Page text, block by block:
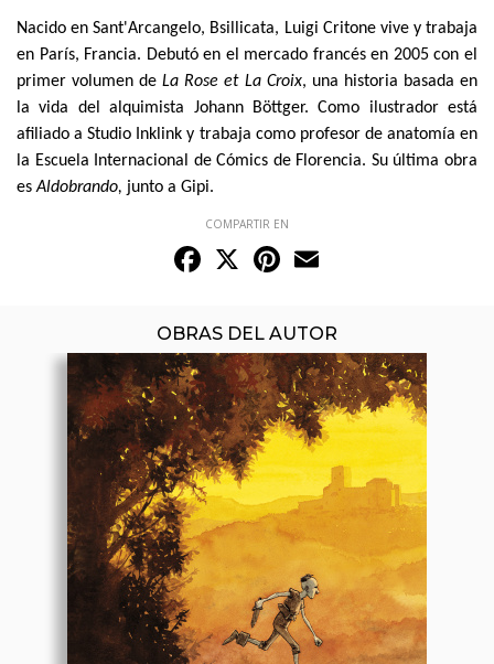
Nacido en Sant'Arcangelo, Bsillicata, Luigi Critone vive y trabaja
en París, Francia. Debutó en el mercado francés en 2005 con el
primer volumen deLa Rose et La Croix, una historia basada en
la vida del alquimista Johann Böttger. Como ilustrador está
afiliado a Studio Inklink y trabaja como profesor de anatomía en
la Escuela Internacional de Cómics de Florencia. Su última obra
esAldobrando, junto a Gipi.
COMPARTIR EN
Facebook
X Pinterest
OBRAS DEL AUTOR